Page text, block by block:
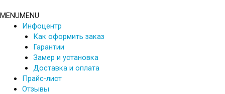
к
содержимому
MENUMENU
Инфоцентр
Как оформить заказ
Гарантии
Замер и установка
Доставка и оплата
Прайс-лист
Отзывы